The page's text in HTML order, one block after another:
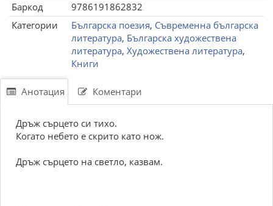
Баркод
9786191862832
Категории
Българска поезия, Съвременна българска
литература, Българска художествена
литература, Художествена литература,
Книги
Анотация Коментари
Дръж сърцето си тихо.
Когато небето е скрито като нож.
Дръж сърцето на светло, казвам.